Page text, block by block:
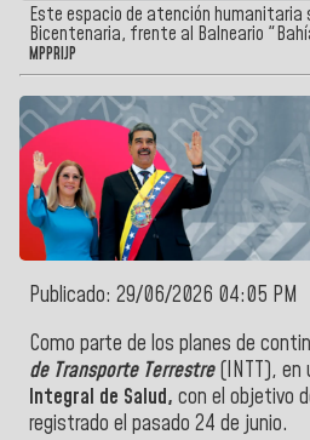
Este espacio de atención humanitaria
Bicentenaria, frente al Balneario
MPPRIJP
Publicado: 29/06/2026 04:05 PM
Como parte de los planes de
de Transporte Terrestre(INTT), en
Integral de Salud, con el objetivo
registrado el pasado 24 de junio.